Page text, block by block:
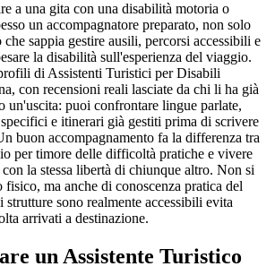
a una gita con una disabilità motoria o
un accompagnatore preparato, non solo
sappia gestire ausili, percorsi accessibili e
la disabilità sull'esperienza del viaggio.
di Assistenti Turistici per Disabili
con recensioni reali lasciate da chi li ha già
un'uscita: puoi confrontare lingue parlate,
e itinerari già gestiti prima di scrivere
buon accompagnamento fa la differenza tra
per timore delle difficoltà pratiche e vivere
la stessa libertà di chiunque altro. Non si
fisico, ma anche di conoscenza pratica del
strutture sono realmente accessibili evita
arrivati a destinazione.
un Assistente Turistico